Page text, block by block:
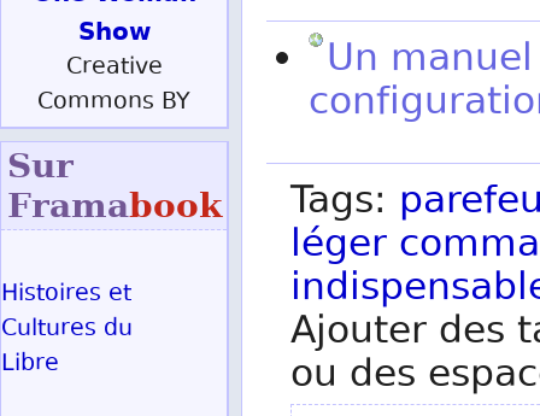
Un
Tags:
léger
Ajouter des
ou des
Show
Creative
Commons BY
Sur
Framabook
Histoires et
Cultures du
Libre